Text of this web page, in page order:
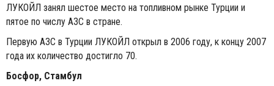
ЛУКОЙЛ занял шестое место на топливном рынке Турции и
пятое по числу АЗС в стране.
Первую АЗС в Турции ЛУКОЙЛ открыл в 2006 году, к концу 2007
года их количество достигло 70.
Босфор, Стамбул